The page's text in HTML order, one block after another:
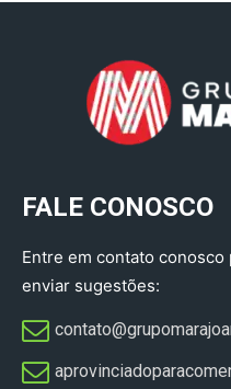
FALE CONOSCO
Entre em contato
enviar sugestões: